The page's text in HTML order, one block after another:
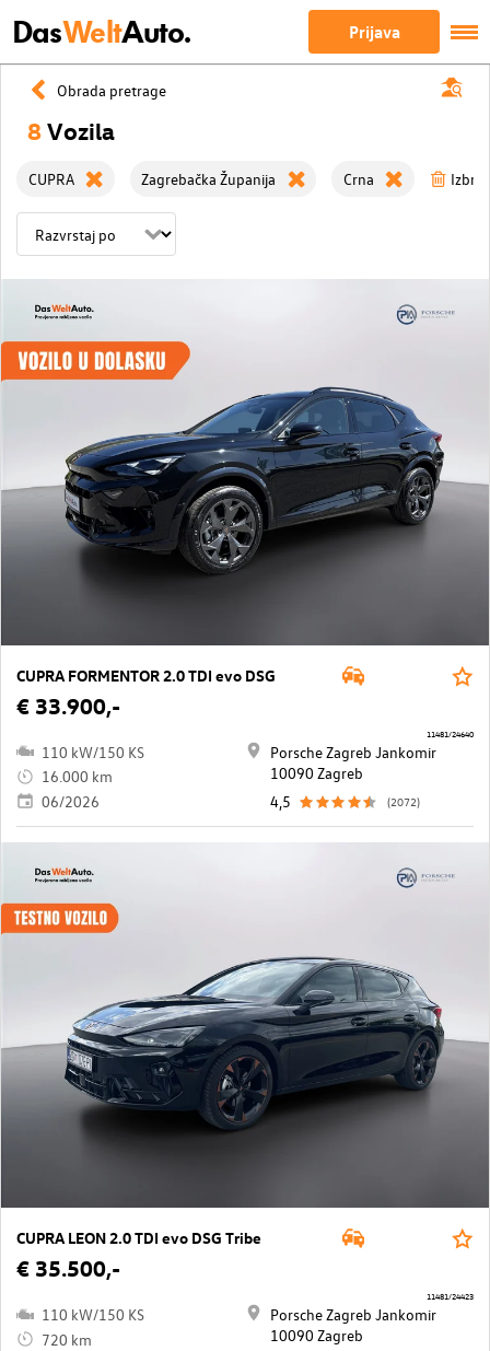
DasWeltAuto. Prijava
Obrada pretrage
8Vozila
CUPRA Zagrebačka Županija Crna
CUPRA FORMENTOR 2.0 TDI evo DSG
€ 33.900,-
110 kW/150 KS
16.000 km
06/2026
Porsche Zagreb Jankomir
10090 Zagreb
4,5
(2072)
11481/24640
CUPRA LEON 2.0 TDI evo DSG Tribe
€ 35.500,-
110 kW/150 KS
720 km
Porsche Zagreb Jankomir
10090 Zagreb
11481/24423